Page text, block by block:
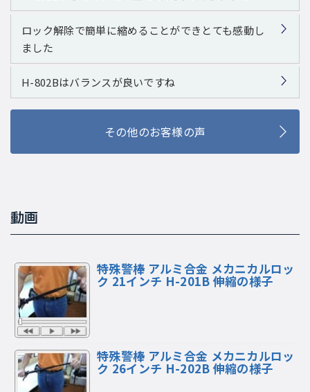
ロック解除で簡単に縮めることができとても感動し
ました
H-802Bはバランスが良いですね
その他のお客様の声
動画
特殊警棒 アルミ合金 メカニカルロッ
ク 21インチ H-201B 伸縮の様子
特殊警棒 アルミ合金 メカニカルロッ
ク 26インチ H-202B 伸縮の様子